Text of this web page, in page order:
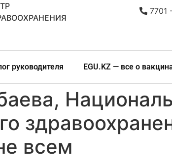
7701
руководителя EGU.KZ — все о
всем